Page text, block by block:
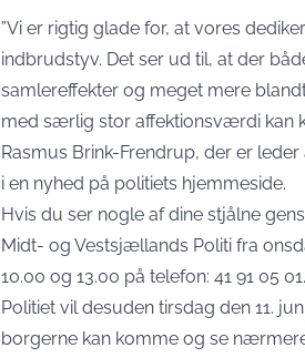
”Vi er rigtig glade for, at vores
indbrudstyv. Det ser ud til, at der
samlereffekter og meget mere
med særlig stor affektionsværdi kan
Rasmus Brink-Frendrup, der er
i en nyhed på politiets hjemmeside.
Hvis du ser nogle af dine stjålne
Midt- og Vestsjællands Politi fra
10.00 og 13.00 på telefon: 41 91 05 01.
Politiet vil desuden tirsdag den 11.
borgerne kan komme og se